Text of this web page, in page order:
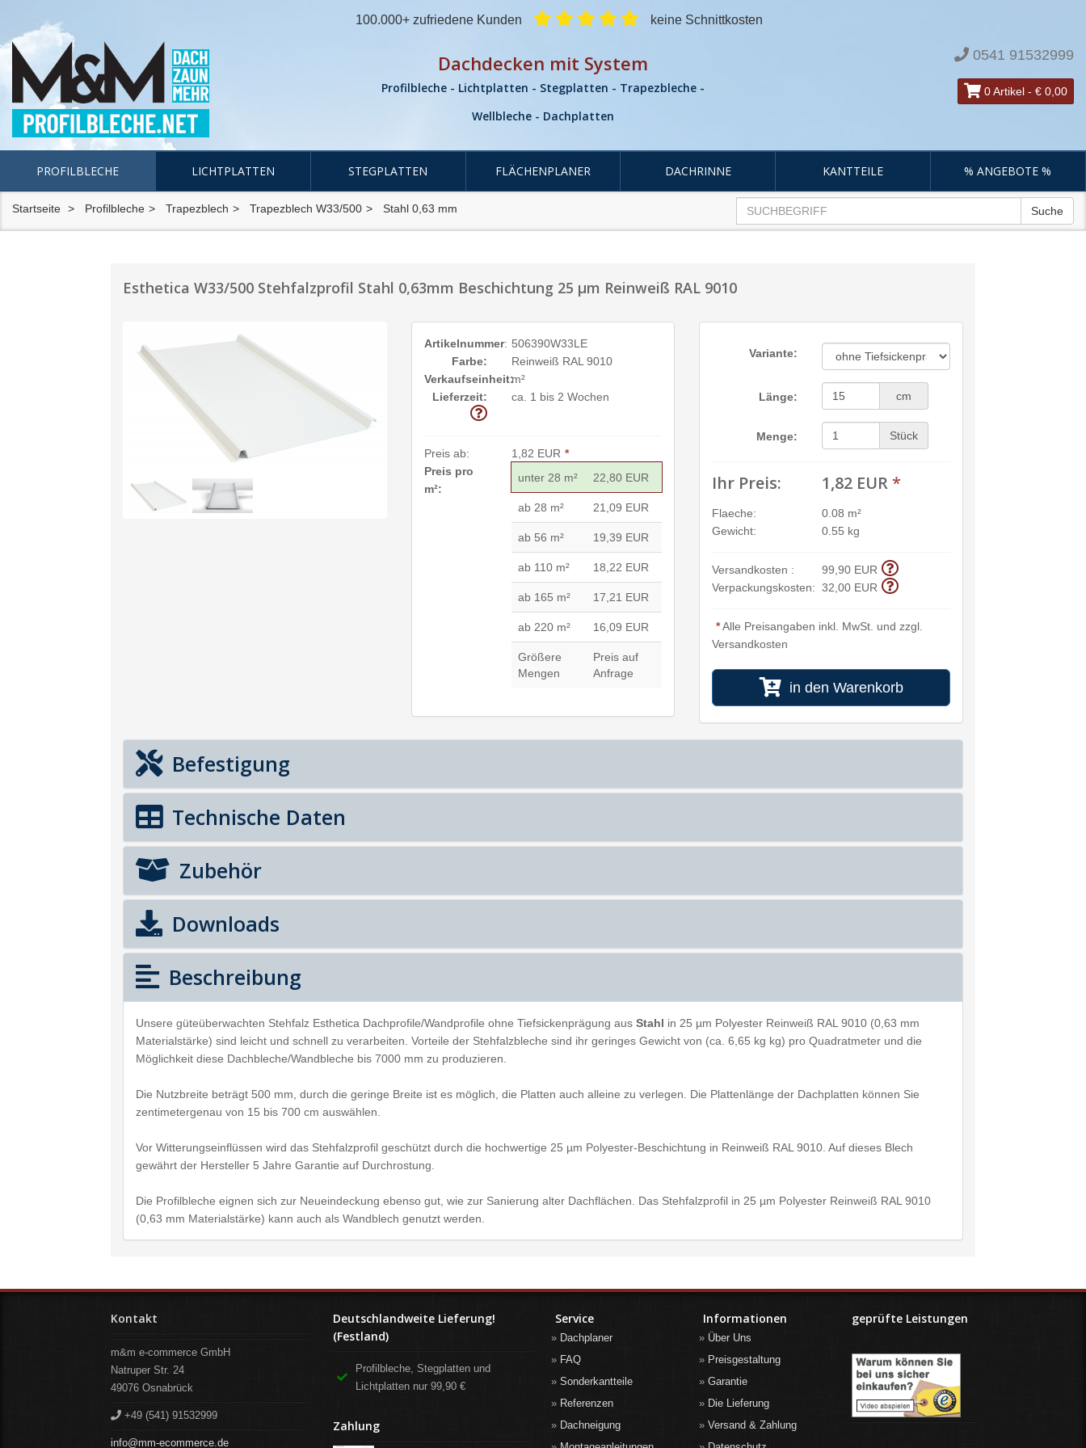
100.000+ zufriedene Kunden keine Schnittkosten
Dachdecken mit System
Profilbleche - Lichtplatten - Stegplatten - Trapezbleche -
Wellbleche - Dachplatten
0541 91532999
0 Artikel - € 0,00
PROFILBLECHE LICHTPLATTEN STEGPLATTEN FLÄCHENPLANER DACHRINNE KANTTEILE % ANGEBOTE %
Startseite Profilbleche Trapezblech Trapezblech W33/500 Stahl 0,63 mm Suche
Esthetica W33/500 Stehfalzprofil Stahl 0,63mm Beschichtung 25 µm Reinweiß RAL 9010
Artikelnummer: 506390W33LE
Farbe:
Reinweiß RAL 9010
Verkaufseinheit:m²
Lieferzeit:
ca. 1 bis 2 Wochen
Preis ab: 1,82 EUR *
Preis pro
m²:
unter 28 m² 22,80 EUR
ab 28 m² 21,09 EUR
ab 56 m² 19,39 EUR
ab 110 m² 18,22 EUR
ab 165 m² 17,21 EUR
ab 220 m² 16,09 EUR
Größere
Mengen
Preis auf
Anfrage
Variante:
Länge: cm
Menge: Stück
Ihr Preis: 1,82 EUR *
Flaeche:
0.08 m²
Gewicht:
0.55 kg
Versandkosten :
99,90 EUR
Verpackungskosten: 32,00 EUR
*Alle Preisangaben inkl. MwSt. und zzgl.
Versandkosten
in den Warenkorb
Befestigung
Technische Daten
Zubehör
Downloads
Beschreibung
Unsere güteüberwachten Stehfalz Esthetica Dachprofile/Wandprofile ohne Tiefsickenprägung aus Stahl in 25 µm Polyester Reinweiß RAL 9010 (0,63 mm
Materialstärke) sind leicht und schnell zu verarbeiten. Vorteile der Stehfalzbleche sind ihr geringes Gewicht von (ca. 6,65 kg kg) pro Quadratmeter und die
Möglichkeit diese Dachbleche/Wandbleche bis 7000 mm zu produzieren.
Die Nutzbreite beträgt 500 mm, durch die geringe Breite ist es möglich, die Platten auch alleine zu verlegen. Die Plattenlänge der Dachplatten können Sie
zentimetergenau von 15 bis 700 cm auswählen.
Vor Witterungseinflüssen wird das Stehfalzprofil geschützt durch die hochwertige 25 µm Polyester-Beschichtung in Reinweiß RAL 9010. Auf dieses Blech
gewährt der Hersteller 5 Jahre Garantie auf Durchrostung.
Die Profilbleche eignen sich zur Neueindeckung ebenso gut, wie zur Sanierung alter Dachflächen. Das Stehfalzprofil in 25 µm Polyester Reinweiß RAL 9010
(0,63 mm Materialstärke) kann auch als Wandblech genutzt werden.
Kontakt
m&m e-commerce GmbH
Natruper Str. 24
49076 Osnabrück
+49 (541) 91532999
info@mm-ecommerce.de
Deutschlandweite Lieferung!
(Festland)
Profilbleche, Stegplatten und
Lichtplatten nur 99,90 €
Zahlung
Service
Dachplaner
FAQ
Sonderkantteile
Referenzen
Dachneigung
Informationen
Über Uns
Preisgestaltung
Garantie
Die Lieferung
Versand & Zahlung
geprüfte Leistungen